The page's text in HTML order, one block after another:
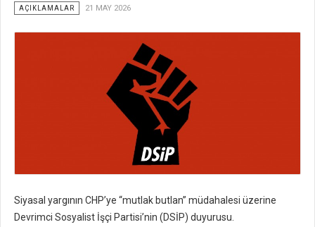
AÇIKLAMALAR 21 MAY 2026
Siyasal yargının CHP’ye “mutlak butlan” müdahalesi üzerine
Devrimci Sosyalist İşçi Partisi’nin (DSİP) duyurusu.